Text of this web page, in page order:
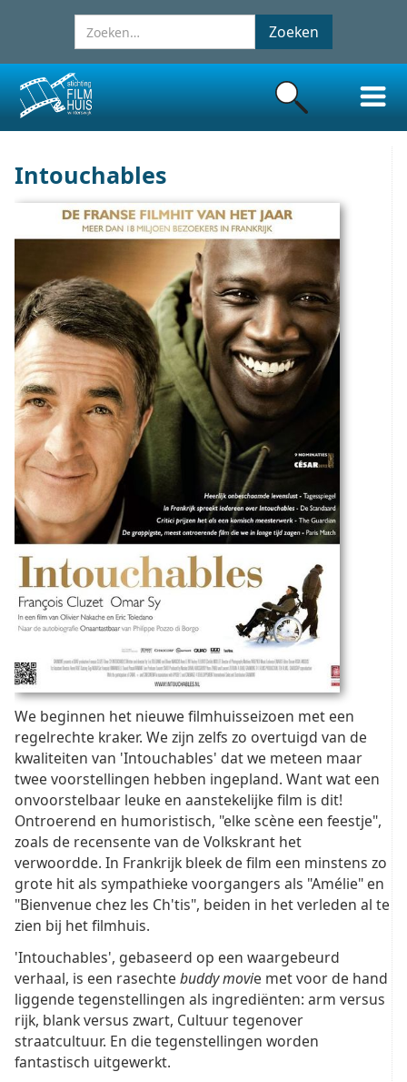
Intouchables
We beginnen het nieuwe filmhuisseizoen met een
regelrechte kraker. We zijn zelfs zo overtuigd van de
kwaliteiten van 'Intouchables' dat we meteen maar
twee voorstellingen hebben ingepland. Want wat een
onvoorstelbaar leuke en aanstekelijke film is dit!
Ontroerend en humoristisch, "elke scène een feestje",
zoals de recensente van de Volkskrant het
verwoordde. In Frankrijk bleek de film een minstens zo
grote hit als sympathieke voorgangers als "Amélie" en
"Bienvenue chez les Ch'tis", beiden in het verleden al te
zien bij het filmhuis.
'Intouchables', gebaseerd op een waargebeurd
verhaal, is een rasechte buddy movie met voor de hand
liggende tegenstellingen als ingrediënten: arm versus
rijk, blank versus zwart, Cultuur tegenover
straatcultuur. En die tegenstellingen worden
fantastisch uitgewerkt.